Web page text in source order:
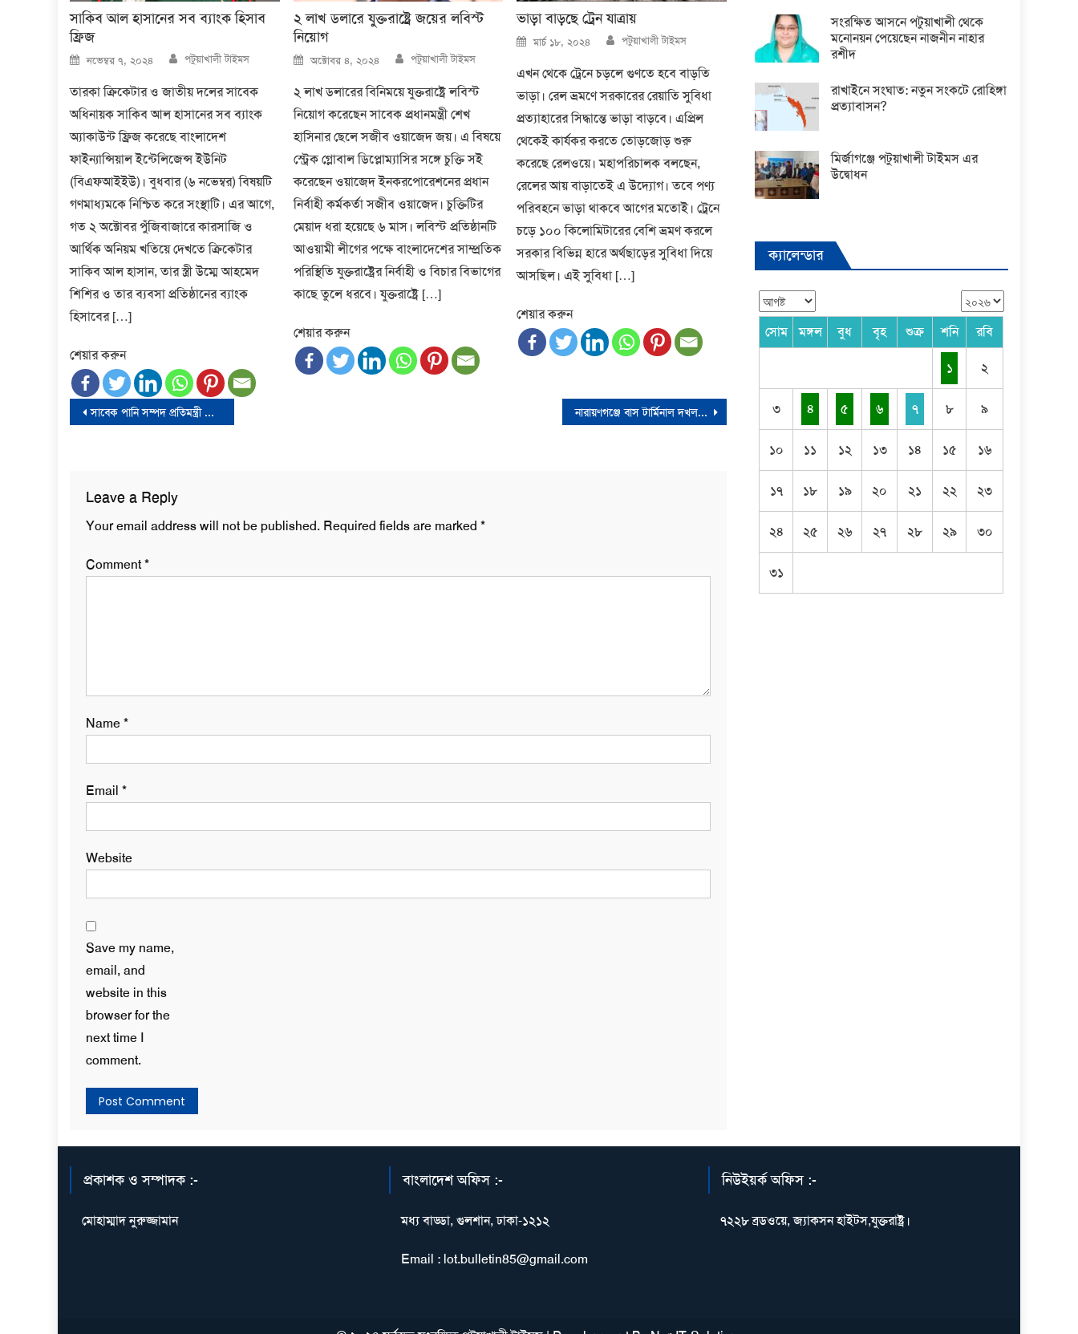
সাকিব আল হাসানের সব ব্যাংক হিসাব
ফ্রিজ
Posted
on
নভেম্বর ৭, ২০২৪ Author
পটুয়াখালী টাইমস
তারকা ক্রিকেটার ও জাতীয় দলের সাবেক
অধিনায়ক সাকিব আল হাসানের সব ব্যাংক
অ্যাকাউন্ট ফ্রিজ করেছে বাংলাদেশ
ফাইন্যান্সিয়াল ইন্টেলিজেন্স ইউনিট
(বিএফআইইউ)। বুধবার (৬ নভেম্বর) বিষয়টি
গণমাধ্যমকে নিশ্চিত করে সংস্থাটি। এর আগে,
গত ২ অক্টোবর পুঁজিবাজারে কারসাজি ও
আর্থিক অনিয়ম খতিয়ে দেখতে ক্রিকেটার
সাকিব আল হাসান, তার স্ত্রী উম্মে আহমেদ
শিশির ও তার ব্যবসা প্রতিষ্ঠানের ব্যাংক
হিসাবের […]
শেয়ার করুন
২ লাখ ডলারে যুক্তরাষ্ট্রে জয়ের লবিস্ট
নিয়োগ
Posted
on
অক্টোবর ৪, ২০২৪ Author
পটুয়াখালী টাইমস
২ লাখ ডলারের বিনিময়ে যুক্তরাষ্ট্রে লবিস্ট
নিয়োগ করেছেন সাবেক প্রধানমন্ত্রী শেখ
হাসিনার ছেলে সজীব ওয়াজেদ জয়। এ বিষয়ে
স্ট্রেক গ্লোবাল ডিপ্লোম্যাসির সঙ্গে চুক্তি সই
করেছেন ওয়াজেদ ইনকরপোরেশনের প্রধান
নির্বাহী কর্মকর্তা সজীব ওয়াজেদ। চুক্তিটির
মেয়াদ ধরা হয়েছে ৬ মাস। লবিস্ট প্রতিষ্ঠানটি
আওয়ামী লীগের পক্ষে বাংলাদেশের সাম্প্রতিক
পরিস্থিতি যুক্তরাষ্ট্রের নির্বাহী ও বিচার বিভাগের
কাছে তুলে ধরবে। যুক্তরাষ্ট্রে […]
শেয়ার করুন
ভাড়া বাড়ছে ট্রেন যাত্রায়
Posted
on
মার্চ ১৮, ২০২৪ Author
পটুয়াখালী টাইমস
এখন থেকে ট্রেনে চড়লে গুণতে হবে বাড়তি
ভাড়া। রেল ভ্রমণে সরকারের রেয়াতি সুবিধা
প্রত্যাহারের সিদ্ধান্তে ভাড়া বাড়বে। এপ্রিল
থেকেই কার্যকর করতে তোড়জোড় শুরু
করেছে রেলওয়ে। মহাপরিচালক বলছেন,
রেলের আয় বাড়াতেই এ উদ্যোগ। তবে পণ্য
পরিবহনে ভাড়া থাকবে আগের মতোই। ট্রেনে
চড়ে ১০০ কিলোমিটারের বেশি ভ্রমণ করলে
সরকার বিভিন্ন হারে অর্থছাড়ের সুবিধা দিয়ে
আসছিল। এই সুবিধা […]
শেয়ার করুন
Post
সাবেক পানি সম্পদ প্রতিমন্ত্রী জাহিদ ফারুক গ্রেপ্তার নারায়ণগঞ্জে বাস টার্মিনাল দখলকে কেন্দ্র করে বিএনপির দু’গ্রুপের সংঘর্ষ; আহত ১০, গ্রেফতার ৮
Leave a Reply
Your email address will not be published. Required fields are marked *
Comment*
Name*
Email *
Website
Save my name,
email, and
website in this
browser for the
next time I
comment.
সংরক্ষিত আসনে পটুয়াখালী থেকে
মনোনয়ন পেয়েছেন নাজনীন নাহার
রশীদ
রাখাইনে সংঘাত: নতুন সংকটে রোহিঙ্গা
প্রত্যাবাসন?
মির্জাগঞ্জে পটুয়াখালী টাইমস এর
উদ্বোধন
ক্যালেন্ডার
সোম মঙ্গল বুধ বৃহ শুক্র শনি রবি
১ ২
৩ ৪ ৫ ৬ ৭ ৮ ৯
১০ ১১ ১২ ১৩ ১৪ ১৫ ১৬
১৭ ১৮ ১৯ ২০ ২১ ২২ ২৩
২৪ ২৫ ২৬ ২৭ ২৮ ২৯ ৩০
৩১
প্রকাশক ও সম্পাদক :-
মোহাম্মাদ নুরুজ্জামান
বাংলাদেশ অফিস :-
মধ্য বাড্ডা, গুলশান, ঢাকা-১২১২
Email : lot.bulletin85@gmail.com
নিউইয়র্ক অফিস :-
৭২২৮ ব্রডওয়ে, জ্যাকসন হাইটস,যুক্তরাষ্ট্র।